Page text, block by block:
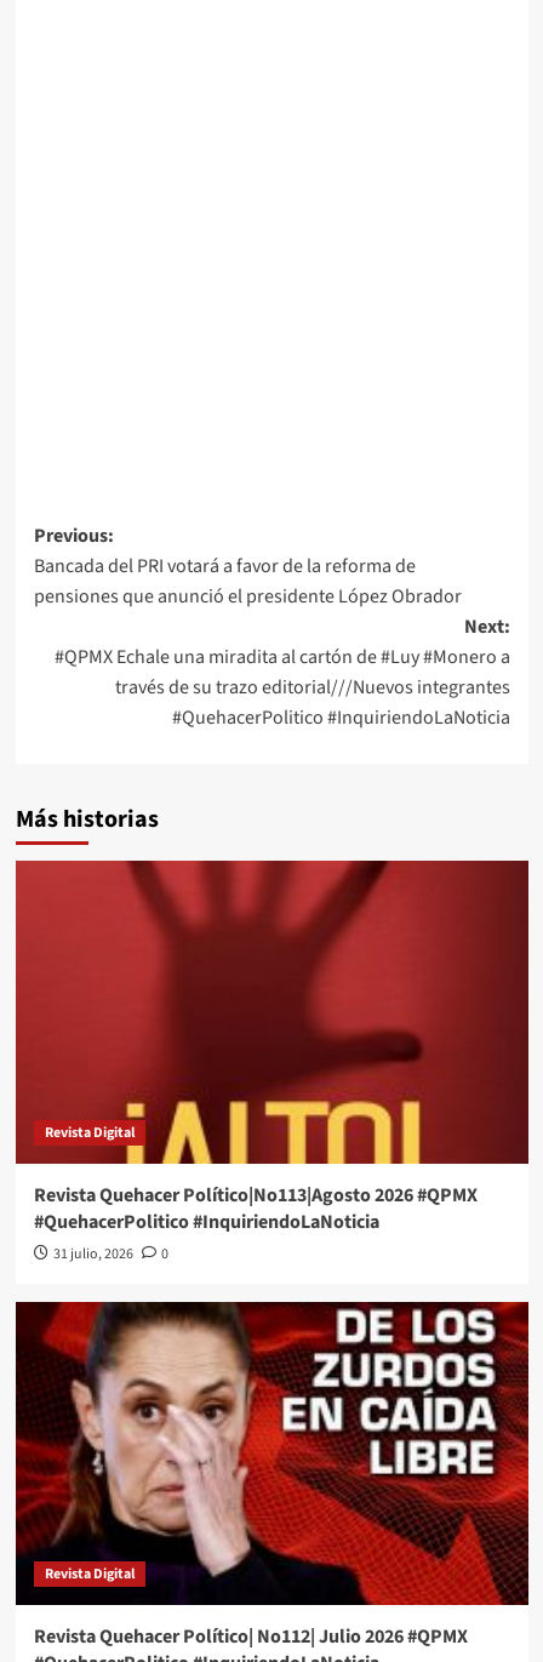
Post
navigation
Previous:
Bancada del PRI votará a favor de la reforma de
pensiones que anunció el presidente López Obrador
Next:
#QPMX Echale una miradita al cartón de #Luy #Monero a
través de su trazo editorial///Nuevos integrantes
#QuehacerPolitico #InquiriendoLaNoticia
Más historias
Revista Digital
Revista Quehacer Político|No113|Agosto 2026 #QPMX
#QuehacerPolitico #InquiriendoLaNoticia
31 julio, 2026 0
Revista Digital
Revista Quehacer Político| No112| Julio 2026 #QPMX